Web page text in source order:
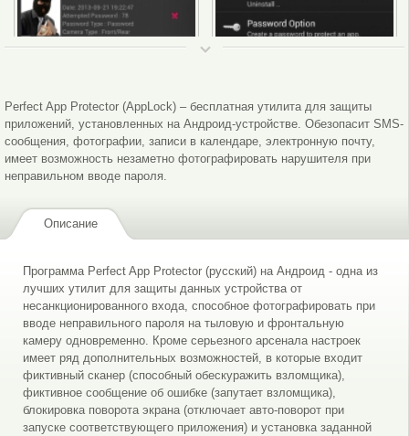
Perfect App Protector (AppLock) – бесплатная утилита для защиты
приложений, установленных на Андроид-устройстве. Обезопасит SMS-
сообщения, фотографии, записи в календаре, электронную почту,
имеет возможность незаметно фотографировать нарушителя при
неправильном вводе пароля.
Описание
Программа Perfect App Protector (русский) на Андроид - одна из
лучших утилит для защиты данных устройства от
несанкционированного входа, способное фотографировать при
вводе неправильного пароля на тыловую и фронтальную
камеру одновременно. Кроме серьезного арсенала настроек
имеет ряд дополнительных возможностей, в которые входит
фиктивный сканер (способный обескуражить взломщика),
фиктивное сообщение об ошибке (запутает взломщика),
блокировка поворота экрана (отключает авто-поворот при
запуске соответствующего приложения) и установка заданной